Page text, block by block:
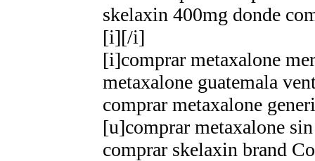
skelaxin 400mg donde
[i][/i]
[i]comprar metaxalone
metaxalone guatemala
comprar metaxalone
[u]comprar metaxalone
comprar skelaxin brand